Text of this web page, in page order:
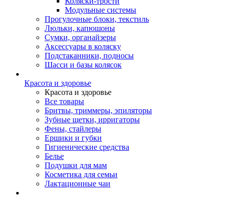
Модульные системы
Прогулочные блоки, текстиль
Люльки, капюшоны
Сумки, органайзеры
Аксессуары в коляску
Подстаканники, подносы
Шасси и базы колясок
Красота и здоровье
Красота и здоровье
Все товары
Бритвы, триммеры, эпиляторы
Зубные щетки, ирригаторы
Фены, стайлеры
Ершики и губки
Гигиенические средства
Белье
Подушки для мам
Косметика для семьи
Лактационные чаи